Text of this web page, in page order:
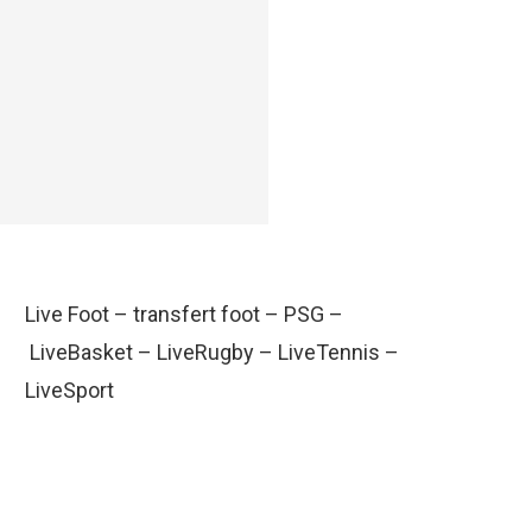
Live Foot – transfert foot – PSG –
LiveBasket – LiveRugby – LiveTennis –
LiveSport